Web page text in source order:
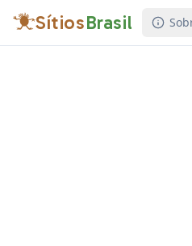
SítiosBrasil